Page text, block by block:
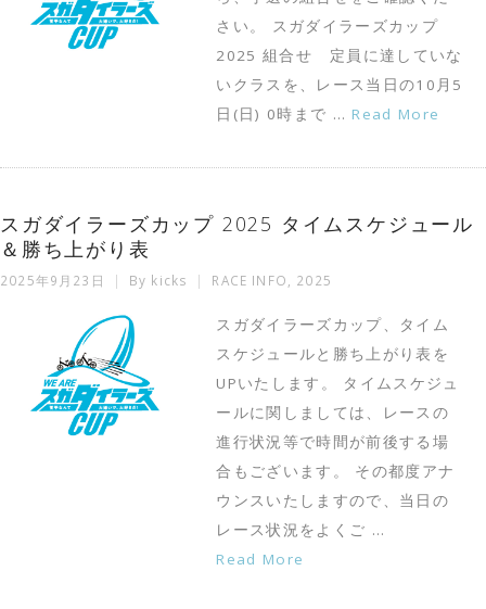
さい。 スガダイラーズカップ
2025 組合せ 定員に達していな
いクラスを、レース当日の10月5
日(日) 0時まで … Read More
スガダイラーズカップ 2025 タイムスケジュール
＆勝ち上がり表
2025年9月23日 By kicks RACE INFO 2025
スガダイラーズカップ、タイム
スケジュールと勝ち上がり表を
UPいたします。 タイムスケジュ
ールに関しましては、レースの
進行状況等で時間が前後する場
合もございます。 その都度アナ
ウンスいたしますので、当日の
レース状況をよくご …
Read More